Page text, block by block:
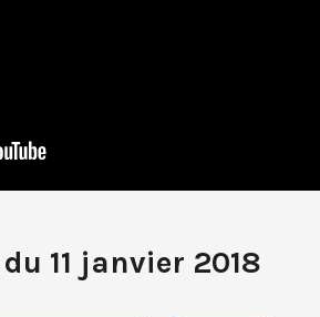
11 janvier 2018